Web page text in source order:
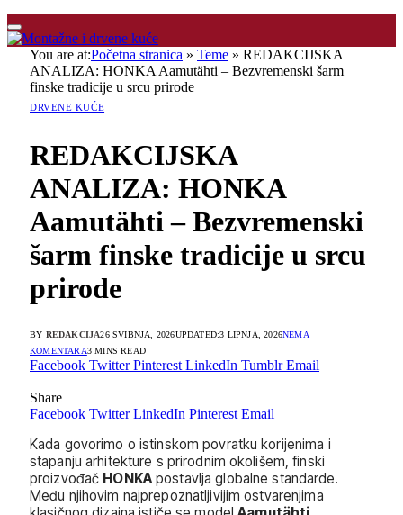
You are at:Početna stranica » Teme » REDAKCIJSKA
ANALIZA: HONKA Aamutähti – Bezvremenski šarm
finske tradicije u srcu prirode
DRVENE KUĆE
REDAKCIJSKA
ANALIZA: HONKA
Aamutähti – Bezvremenski
šarm finske tradicije u srcu
prirode
BY REDAKCIJA26 SVIBNJA, 2026UPDATED:3 LIPNJA, 2026NEMA
KOMENTARA3 MINS READ
Facebook Twitter Pinterest LinkedIn Tumblr Email
Share
Facebook Twitter LinkedIn Pinterest Email
Kada govorimo o istinskom povratku korijenima i
stapanju arhitekture s prirodnim okolišem, finski
proizvođač HONKApostavlja globalne standarde.
Među njihovim najprepoznatljivijim ostvarenjima